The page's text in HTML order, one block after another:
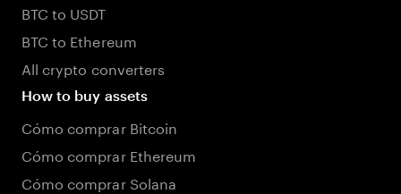
BTC to USDT
BTC to Ethereum
All crypto converters
How to buy assets
Cómo comprar Bitcoin
Cómo comprar Ethereum
Cómo comprar Solana